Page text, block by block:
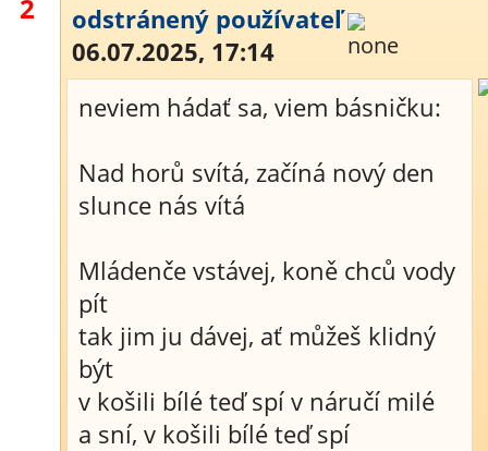
2
odstránený používateľ
06.07.2025, 17:14
neviem hádať sa, viem básničku:
Nad horů svítá, začíná nový den
slunce nás vítá
Mládenče vstávej, koně chců vody
pít
tak jim ju dávej, ať můžeš klidný
být
v košili bílé teď spí v náručí milé
a sní, v košili bílé teď spí